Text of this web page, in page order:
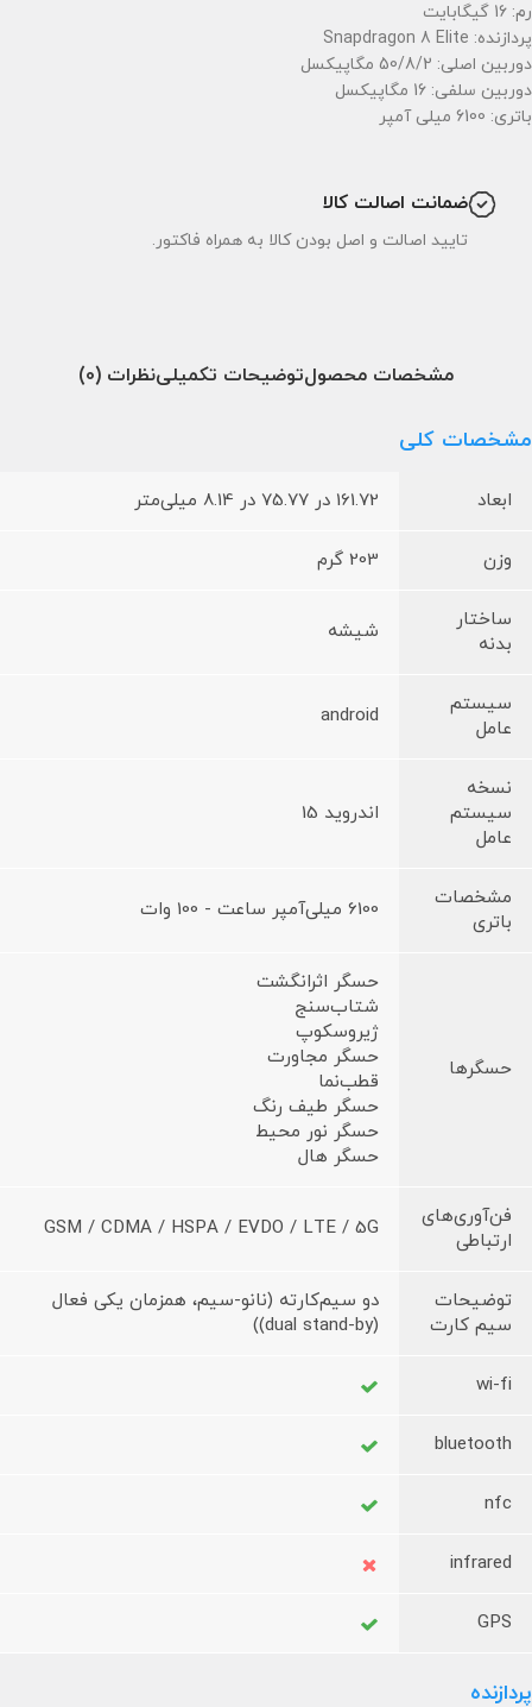
رم: 16 گیگابایت
پردازنده: Snapdragon 8 Elite
دوربین اصلی: 50/8/2 مگاپیکسل
دوربین سلفی: 16 مگاپیکسل
باتری: 6100 میلی آمپر
ضمانت اصالت کالا
تایید اصالت و اصل بودن کالا به همراه فاکتور.
مشخصات محصولتوضیحات تکمیلینظرات (0)
مشخصات کلی
ابعاد 161.72 در 75.77 در 8.14 میلی‌متر
وزن 203 گرم
ساختار
بدنه
شیشه
سیستم
عامل
android
نسخه
سیستم
عامل
اندروید 15
مشخصات
باتری
6100 میلی‌آمپر ساعت - 100 وات
حسگرها
حسگر اثرانگشت
شتاب‌سنج
ژیروسکوپ
حسگر مجاورت
قطب‌نما
حسگر طیف رنگ
حسگر نور محیط
حسگر هال
فن‌آوری‌های
ارتباطی
GSM / CDMA / HSPA / EVDO / LTE / 5G
توضیحات
سیم کارت
دو سیم‌کارته (نانو-سیم، همزمان یکی فعال
(dual stand-by))
wi-fi
bluetooth
nfc
infrared
GPS
پردازنده